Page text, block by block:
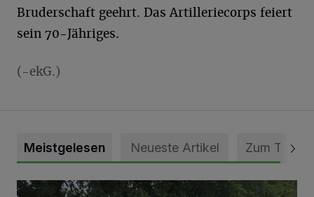
Bruderschaft geehrt. Das Artilleriecorps feiert
sein 70-Jähriges.
(-ekG.)
Meistgelesen Neueste Artikel Zum Thema
Pünktlich zum Schützenfest den Weg zum Festzelt